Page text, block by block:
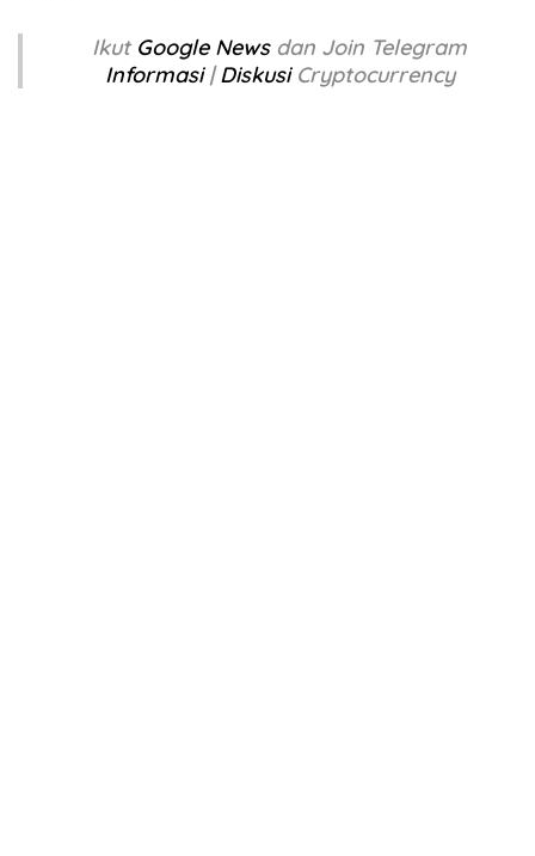
Ikut Google News dan Join Telegram
Informasi|DiskusiCryptocurrency